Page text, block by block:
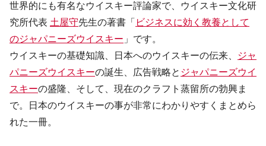
世界的にも有名なウイスキー評論家で、ウイスキー文化研
究所代表 土屋守先生の著書「 ビジネスに効く教養として
のジャパニーズウイスキー 」です。
ウイスキーの基礎知識、日本へのウイスキーの伝来、
ジャ
パニーズウイスキーの誕生、広告戦略と ジャパニーズウイ
スキーの盛隆、そして、現在のクラフト蒸留所の勃興ま
で。日本のウイスキーの事が非常にわかりやすくまとめら
れた一冊。